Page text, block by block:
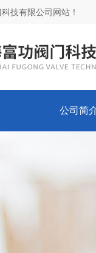
技有限公司网站！
公司简